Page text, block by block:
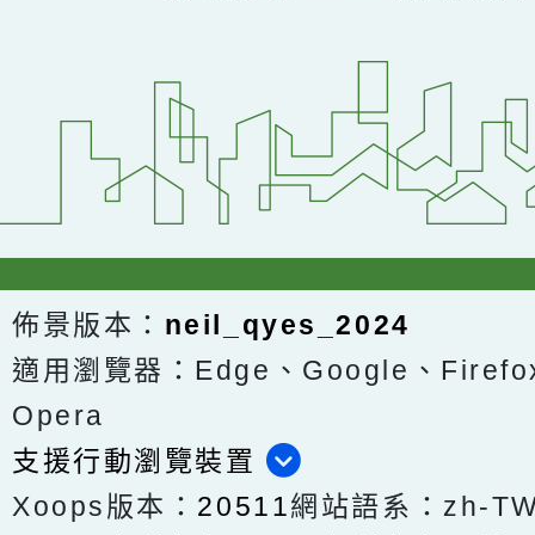
佈景版本： neil_qyes_2024
適用瀏覽器：Edge、Google、
Opera
支援行動瀏覽裝置
Xoops版本： 20511網站語系：zh-